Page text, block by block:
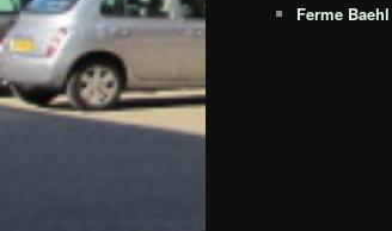
Ferme Baehl